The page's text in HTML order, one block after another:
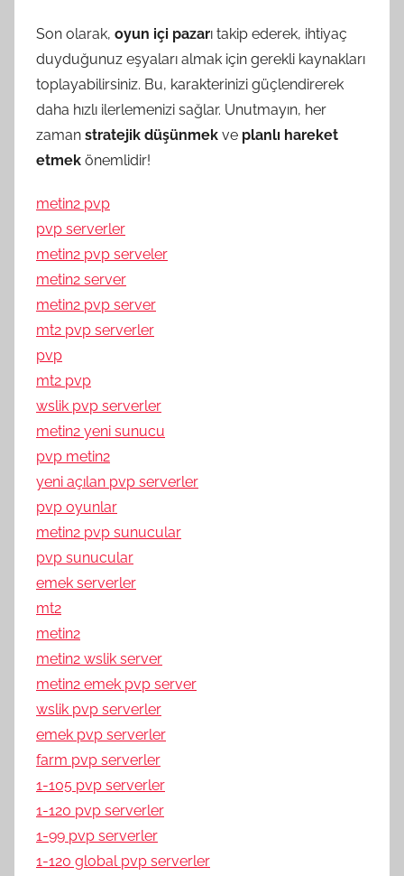
Son olarak, oyun içi pazarı takip ederek, ihtiyaç
duyduğunuz eşyaları almak için gerekli kaynakları
toplayabilirsiniz. Bu, karakterinizi güçlendirerek
daha hızlı ilerlemenizi sağlar. Unutmayın, her
zaman stratejik düşünmek ve planlı hareket
etmek önemlidir!
metin2 pvp
pvp serverler
metin2 pvp serveler
metin2 server
metin2 pvp server
mt2 pvp serverler
pvp
mt2 pvp
wslik pvp serverler
metin2 yeni sunucu
pvp metin2
yeni açılan pvp serverler
pvp oyunlar
metin2 pvp sunucular
pvp sunucular
emek serverler
mt2
metin2
metin2 wslik server
metin2 emek pvp server
wslik pvp serverler
emek pvp serverler
farm pvp serverler
1-105 pvp serverler
1-120 pvp serverler
1-99 pvp serverler
1-120 global pvp serverler